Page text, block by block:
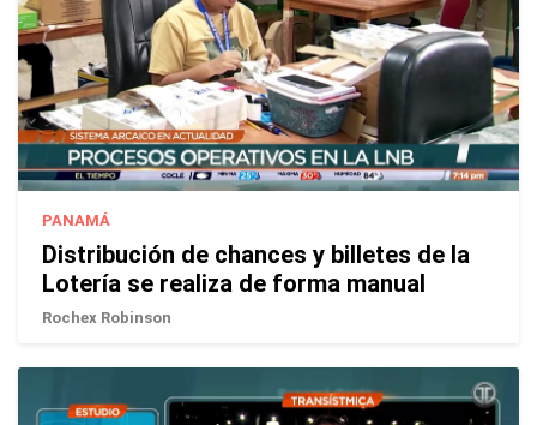
PANAMÁ
Distribución de chances y billetes de la
Lotería se realiza de forma manual
Rochex Robinson